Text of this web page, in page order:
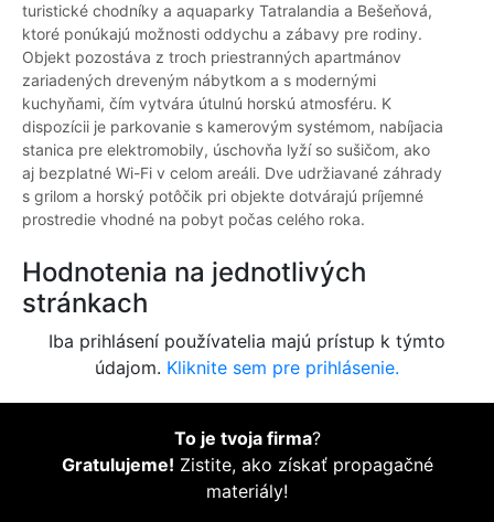
turistické chodníky a aquaparky Tatralandia a Bešeňová,
ktoré ponúkajú možnosti oddychu a zábavy pre rodiny.
Objekt pozostáva z troch priestranných apartmánov
zariadených dreveným nábytkom a s modernými
kuchyňami, čím vytvára útulnú horskú atmosféru. K
dispozícii je parkovanie s kamerovým systémom, nabíjacia
stanica pre elektromobily, úschovňa lyží so sušičom, ako
aj bezplatné Wi-Fi v celom areáli. Dve udržiavané záhrady
s grilom a horský potôčik pri objekte dotvárajú príjemné
prostredie vhodné na pobyt počas celého roka.
Hodnotenia na jednotlivých
stránkach
Iba prihlásení používatelia majú prístup k týmto
údajom. Kliknite sem pre prihlásenie.
To je tvoja firma?
Gratulujeme! Zistite, ako získať propagačné
materiály!